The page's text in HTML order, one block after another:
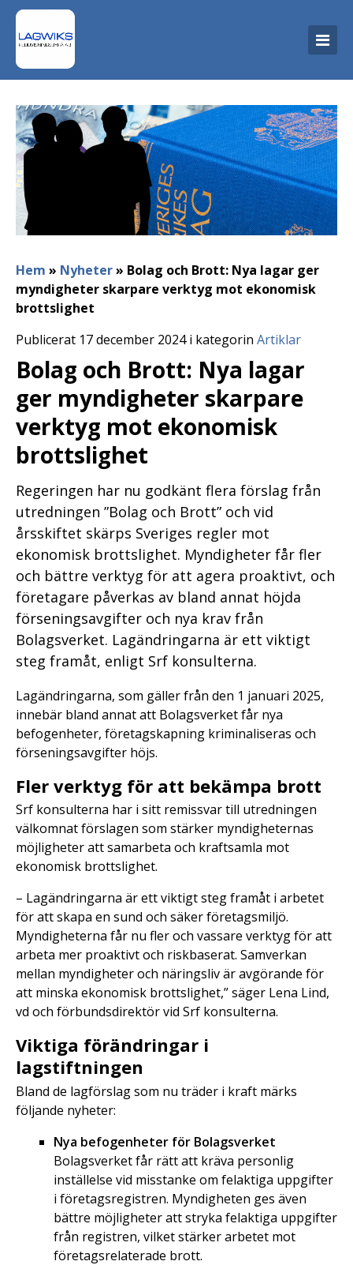
Hem » Nyheter» Bolag och Brott: Nya lagar ger
myndigheter skarpare verktyg mot ekonomisk
brottslighet
Publicerat 17 december 2024 i kategorin Artiklar
Bolag och Brott: Nya lagar
ger myndigheter skarpare
verktyg mot ekonomisk
brottslighet
Regeringen har nu godkänt flera förslag från
utredningen ”Bolag och Brott” och vid
årsskiftet skärps Sveriges regler mot
ekonomisk brottslighet. Myndigheter får fler
och bättre verktyg för att agera proaktivt, och
företagare påverkas av bland annat höjda
förseningsavgifter och nya krav från
Bolagsverket. Lagändringarna är ett viktigt
steg framåt, enligt Srf konsulterna.
Lagändringarna, som gäller från den 1 januari 2025,
innebär bland annat att Bolagsverket får nya
befogenheter, företagskapning kriminaliseras och
förseningsavgifter höjs.
Fler verktyg för att bekämpa brott
Srf konsulterna har i sitt remissvar till utredningen
välkomnat förslagen som stärker myndigheternas
möjligheter att samarbeta och kraftsamla mot
ekonomisk brottslighet.
– Lagändringarna är ett viktigt steg framåt i arbetet
för att skapa en sund och säker företagsmiljö.
Myndigheterna får nu fler och vassare verktyg för att
arbeta mer proaktivt och riskbaserat. Samverkan
mellan myndigheter och näringsliv är avgörande för
att minska ekonomisk brottslighet,” säger Lena Lind,
vd och förbundsdirektör vid Srf konsulterna.
Viktiga förändringar i
lagstiftningen
Bland de lagförslag som nu träder i kraft märks
följande nyheter:
Nya befogenheter för Bolagsverket
Bolagsverket får rätt att kräva personlig
inställelse vid misstanke om felaktiga uppgifter
i företagsregistren. Myndigheten ges även
bättre möjligheter att stryka felaktiga uppgifter
från registren, vilket stärker arbetet mot
företagsrelaterade brott.